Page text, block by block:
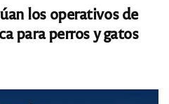
los operativos de
para perros y gatos